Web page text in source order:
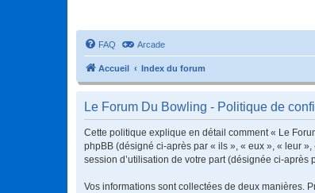
FAQ Arcade
Accueil Index du forum
Le Forum Du Bowling - Politique de
Cette politique explique en détail comment « Le
phpBB (désigné ci-après par « ils », « eux », « leur
session d’utilisation de votre part (désignée ci-après
Vos informations sont collectées de deux manières.